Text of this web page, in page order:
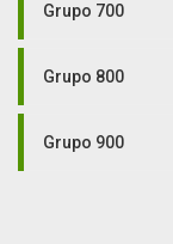
Grupo 700
Grupo 800
Grupo 900